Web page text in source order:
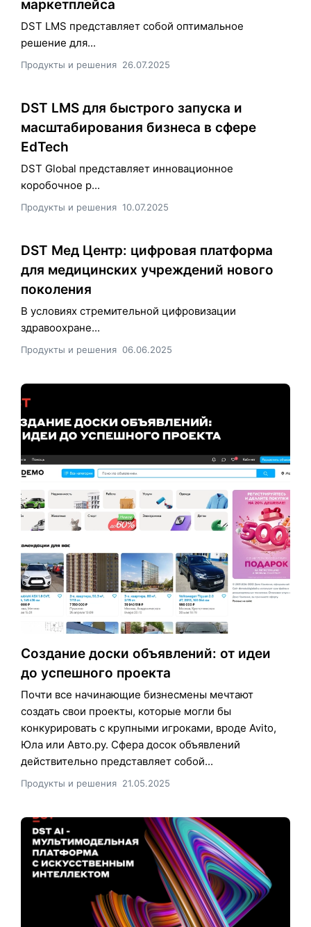
маркетплейса
DST LMS представляет собой оптимальное
решение для...
Продукты и решения 26.07.2025
DST LMS для быстрого запуска и
масштабирования бизнеса в сфере
EdTech
DST Global представляет инновационное
коробочное р...
Продукты и решения 10.07.2025
DST Мед Центр: цифровая платформа
для медицинских учреждений нового
поколения
В условиях стремительной цифровизации
здравоохране...
Продукты и решения 06.06.2025
Создание доски объявлений: от идеи
до успешного проекта
Почти все начинающие бизнесмены мечтают
создать свои проекты, которые могли бы
конкурировать с крупными игроками, вроде Avito,
Юла или Авто.ру. Сфера досок объявлений
действительно представляет собой...
Продукты и решения 21.05.2025